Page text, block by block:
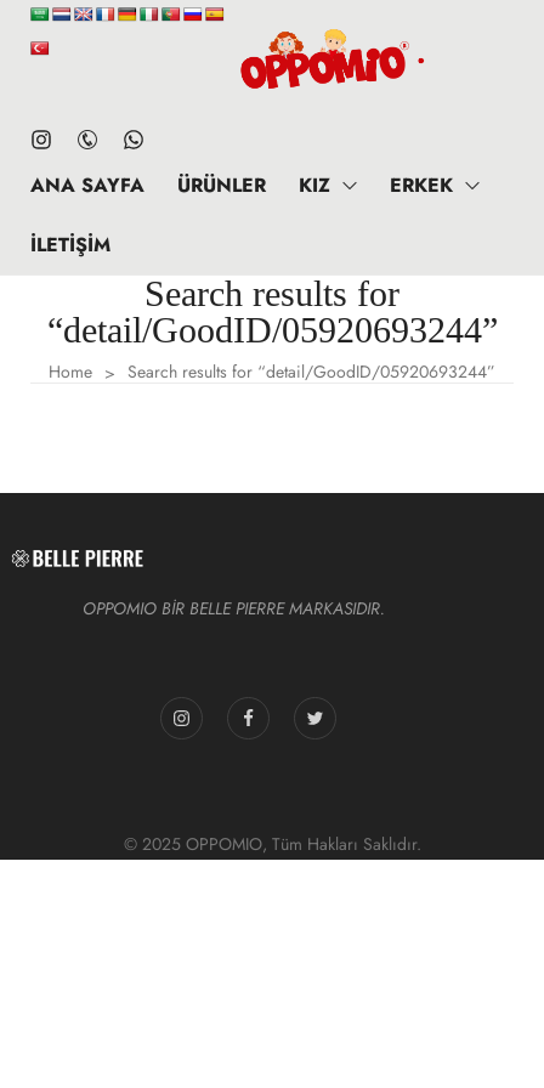
ANA SAYFA ÜRÜNLER KIZ ERKEK
İLETIŞIM
Search results for
“detail/GoodID/05920693244”
Home > Search results for “detail/GoodID/05920693244”
OPPOMIO BİR BELLE PIERRE MARKASIDIR.
© 2025 OPPOMIO, Tüm Hakları Saklıdır.